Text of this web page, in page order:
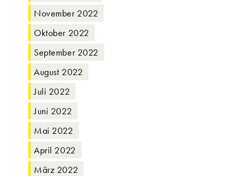
November 2022
Oktober 2022
September 2022
August 2022
Juli 2022
Juni 2022
Mai 2022
April 2022
März 2022